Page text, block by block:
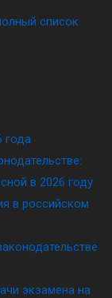
список
года
в 2026 году
в российском
экзамена на